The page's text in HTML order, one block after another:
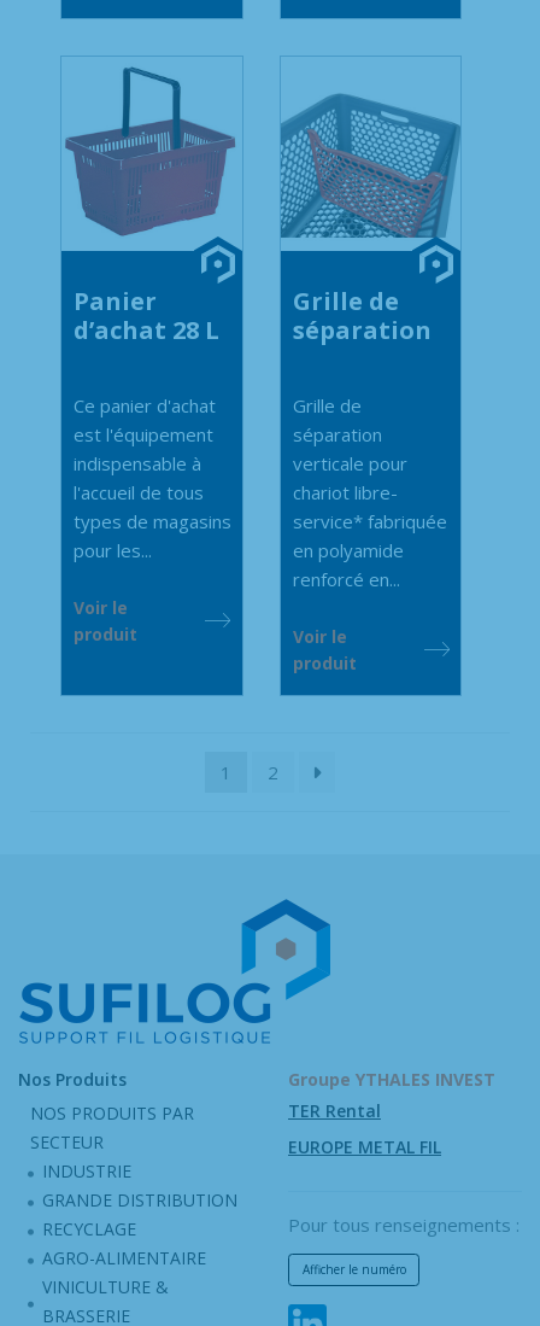
Panier
d’achat 28 L
Ce panier d'achat
est l'équipement
indispensable à
l'accueil de tous
types de magasins
pour les...
Voir le
produit
Grille de
séparation
Grille de
séparation
verticale pour
chariot libre-
service* fabriquée
en polyamide
renforcé en...
Voir le
produit
1 2
Nos Produits
NOS PRODUITS PAR
SECTEUR
INDUSTRIE
GRANDE DISTRIBUTION
RECYCLAGE
AGRO-ALIMENTAIRE
VINICULTURE &
BRASSERIE
Groupe YTHALES INVEST
TER Rental
EUROPE METAL FIL
Pour tous renseignements :
Afficher le numéro